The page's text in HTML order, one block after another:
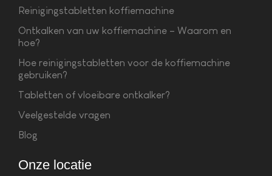
Reinigingstabletten koffiemachine
Ontkalken van uw koffiemachine – Waarom en
hoe?
Hoe reinigingstabletten voor de koffiemachine
gebruiken?
Tabletten of vloeibare ontkalker?
Veelgestelde vragen
Blog
Onze locatie